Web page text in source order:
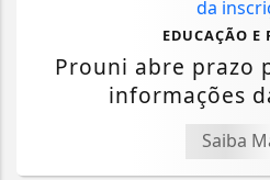
EDUCAÇÃO E
Prouni abre prazo
informações
Saiba